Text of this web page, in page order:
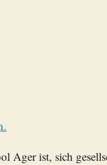
Ager ist, sich